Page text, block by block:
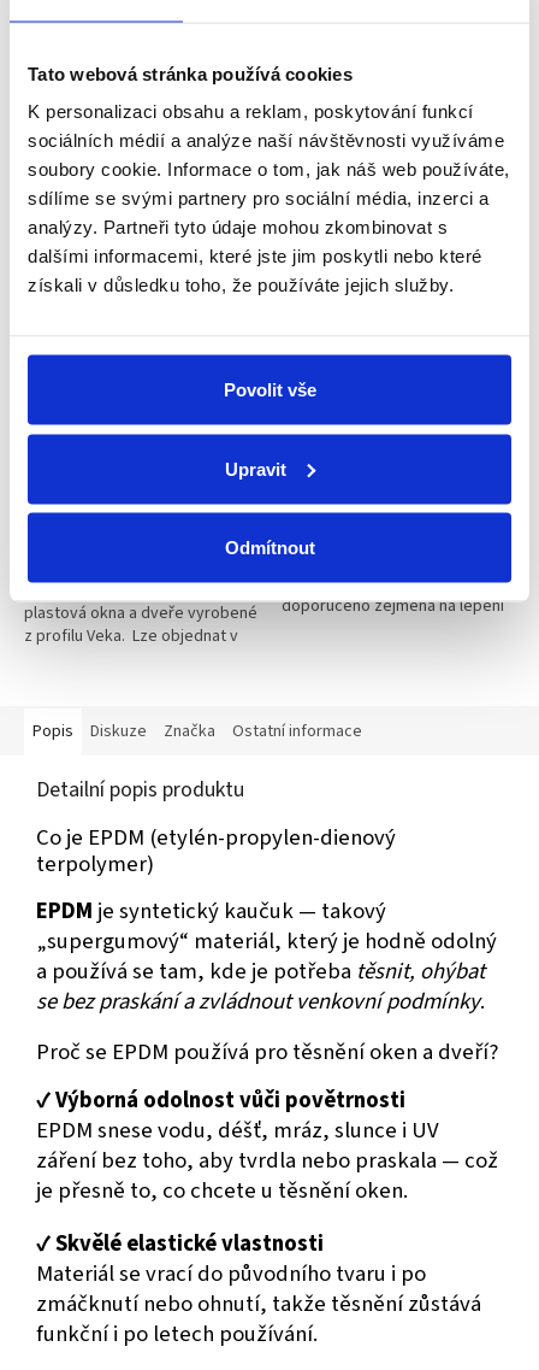
Tato webová stránka používá cookies
K personalizaci obsahu a reklam, poskytování funkcí
sociálních médií a analýze naší návštěvnosti využíváme
soubory cookie. Informace o tom, jak náš web používáte,
sdílíme se svými partnery pro sociální média, inzerci a
analýzy. Partneři tyto údaje mohou zkombinovat s
dalšími informacemi, které jste jim poskytli nebo které
získali v důsledku toho, že používáte jejich služby.
Povolit vše
Upravit
Odmítnout
od 36 Kč bez DPH
od43 Kč
DETAIL
doléhá křídlo na rám) pro
plastová okna a dveře vyrobené
z profilu Veka. Lze objednat v
Skladem
88 Kč
Lepidlo na těsnění Medos
Faster je univerzální lepidlo s
širokým okruhem aplikací a je
doporučeno zejména na lepení
Popis Diskuze Značka Ostatní informace
Detailní popis produktu
Co je EPDM (etylén-propylen-dienový
terpolymer)
EPDM je syntetický kaučuk — takový
„supergumový“ materiál, který je hodně odolný
a používá se tam, kde je potřeba těsnit, ohýbat
se bez praskání a zvládnout venkovní podmínky.
Proč se EPDM používá pro těsnění oken a dveří?
✔️Výborná odolnost vůči povětrnosti
EPDM snese vodu, déšť, mráz, slunce i UV
záření bez toho, aby tvrdla nebo praskala — což
je přesně to, co chcete u těsnění oken.
✔️Skvělé elastické vlastnosti
Materiál se vrací do původního tvaru i po
zmáčknutí nebo ohnutí, takže těsnění zůstává
funkční i po letech používání.